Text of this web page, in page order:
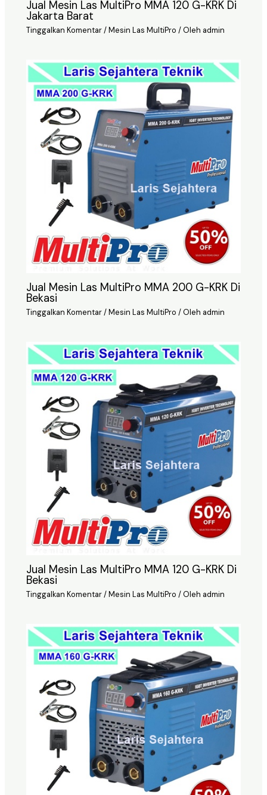
Jual Mesin Las MultiPro MMA 120 G-KRK Di
Jakarta Barat
Tinggalkan Komentar/Mesin Las MultiPro / Oleh admin
Jual Mesin Las MultiPro MMA 200 G-KRK Di
Bekasi
Tinggalkan Komentar/Mesin Las MultiPro / Oleh admin
Jual Mesin Las MultiPro MMA 120 G-KRK Di
Bekasi
Tinggalkan Komentar/Mesin Las MultiPro / Oleh admin